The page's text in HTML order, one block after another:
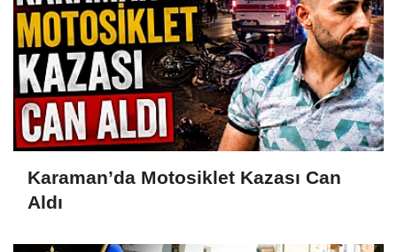
Karaman’da Motosiklet Kazası Can
Aldı